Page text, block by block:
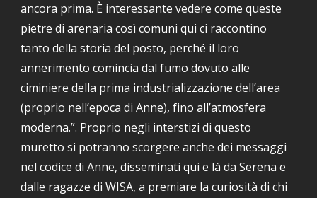
ancora prima. È interessante vedere come queste
pietre di arenaria così comuni qui ci raccontino
tanto della storia del posto, perché il loro
annerimento comincia dal fumo dovuto alle
ciminiere della prima industrializzazione dell’area
(proprio nell’epoca di Anne), fino all’atmosfera
moderna.”. Proprio negli interstizi di questo
muretto si potranno scorgere anche dei messaggi
nel codice di Anne, disseminati qui e là da Serena e
dalle ragazze di WISA, a premiare la curiosità di chi